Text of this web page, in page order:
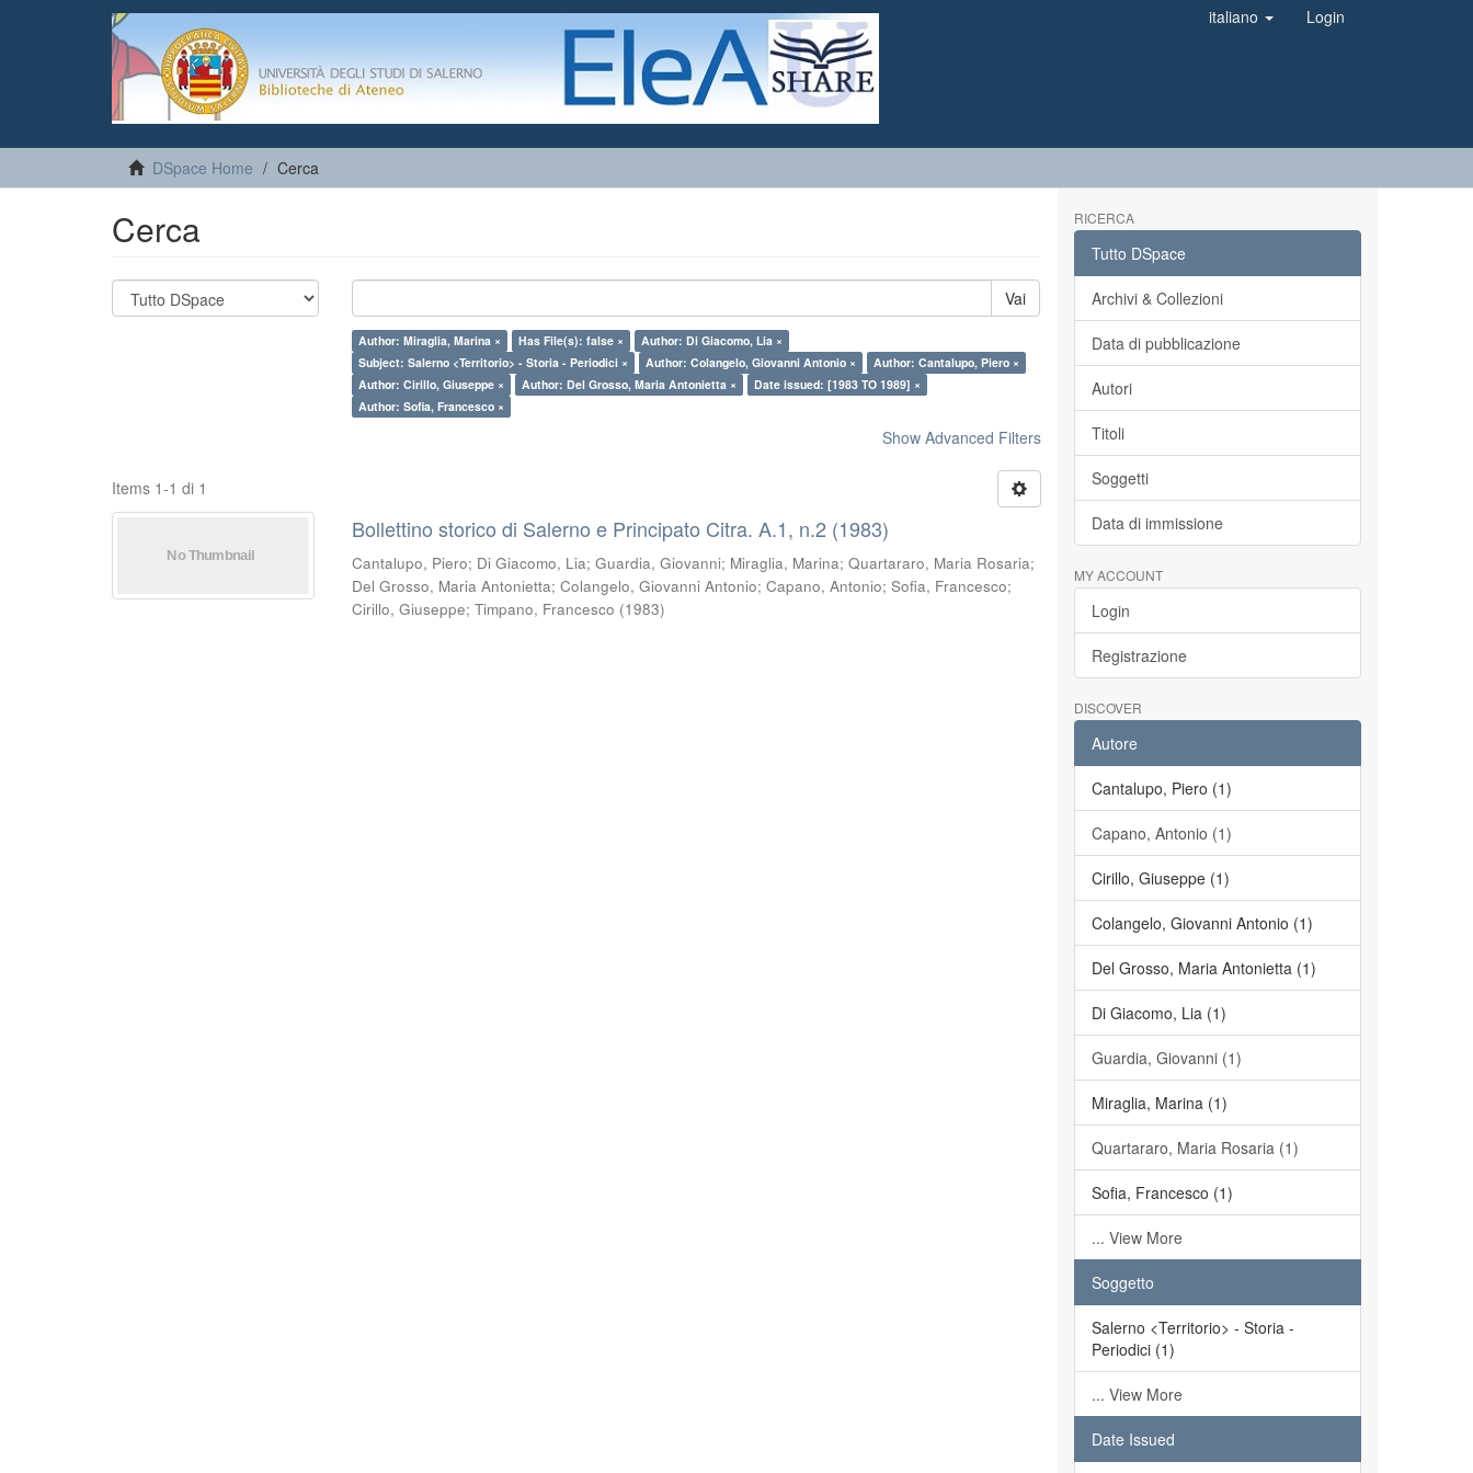
italiano Login
DSpace Home Cerca
Cerca
Vai
Author: Miraglia, Marina × Has File(s): false ×
Author: Di Giacomo, Lia ×
Subject: Salerno <Territorio> - Storia - Periodici ×
Author: Colangelo, Giovanni Antonio ×
Author: Cantalupo, Piero ×
Author: Cirillo, Giuseppe ×
Author: Del Grosso, Maria Antonietta ×
Date issued: [1983 TO 1989] ×
Author: Sofia, Francesco ×
Show Advanced Filters
Items 1-1 di 1
Bollettino storico di Salerno e Principato Citra. A.1, n.2 (1983)
Cantalupo, Piero; Di Giacomo, Lia;Guardia, Giovanni; Miraglia, Marina;Quartararo, Maria Rosaria;
Del Grosso, Maria Antonietta;Colangelo, Giovanni Antonio;Capano, Antonio;Sofia, Francesco;
Cirillo, Giuseppe;Timpano, Francesco (1983)
RICERCA
Tutto DSpace
Archivi & Collezioni
Data di pubblicazione
Autori
Titoli
Soggetti
Data di immissione
MY ACCOUNT
Login
Registrazione
DISCOVER
Autore
Cantalupo, Piero (1)
Capano, Antonio (1)
Cirillo, Giuseppe (1)
Colangelo, Giovanni Antonio (1)
Del Grosso, Maria Antonietta (1)
Di Giacomo, Lia (1)
Guardia, Giovanni (1)
Miraglia, Marina (1)
Quartararo, Maria Rosaria (1)
Sofia, Francesco (1)
... View More
Soggetto
Salerno <Territorio> - Storia -
Periodici (1)
... View More
Date Issued